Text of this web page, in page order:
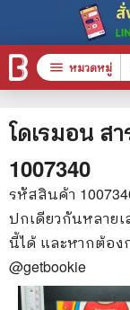
โดเรมอน ส
1007340
รหัสสินค้า
ปกเดียวกันหลาย
นี้ได้ และหากต้อง
@getbookie
menu หมวดหมู่
หนังสือทั้งหมด
stars สินค้าใช้เฉพา
📚 หนังสือทั่วไป
🦄 วรรณกรรม นิย